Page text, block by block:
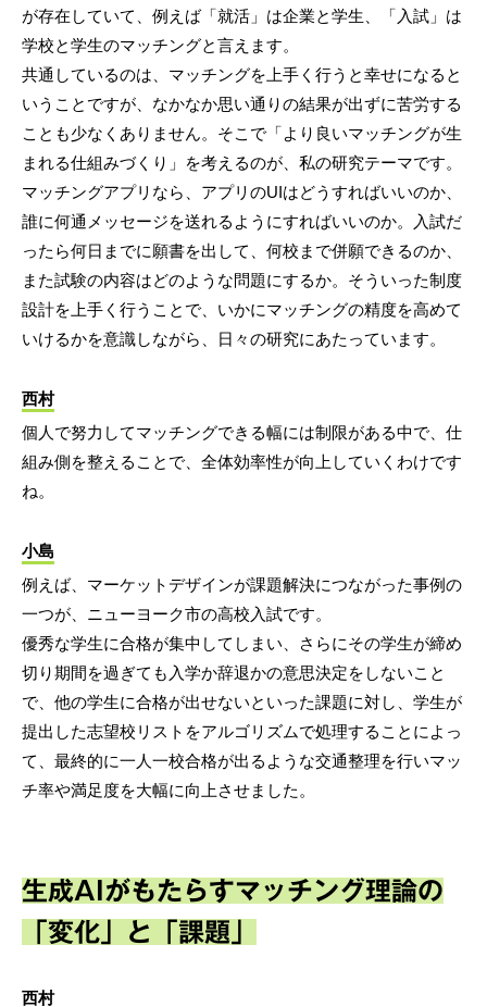
が存在していて、例えば「就活」は企業と学生、「入試」は
学校と学生のマッチングと言えます。
共通しているのは、マッチングを上手く行うと幸せになると
いうことですが、なかなか思い通りの結果が出ずに苦労する
ことも少なくありません。そこで「より良いマッチングが生
まれる仕組みづくり」を考えるのが、私の研究テーマです。
マッチングアプリなら、アプリのUIはどうすればいいのか、
誰に何通メッセージを送れるようにすればいいのか。入試だ
ったら何日までに願書を出して、何校まで併願できるのか、
また試験の内容はどのような問題にするか。そういった制度
設計を上手く行うことで、いかにマッチングの精度を高めて
いけるかを意識しながら、日々の研究にあたっています。
西村
個人で努力してマッチングできる幅には制限がある中で、仕
組み側を整えることで、全体効率性が向上していくわけです
ね。
小島
例えば、マーケットデザインが課題解決につながった事例の
一つが、ニューヨーク市の高校入試です。
優秀な学生に合格が集中してしまい、さらにその学生が締め
切り期間を過ぎても入学か辞退かの意思決定をしないこと
で、他の学生に合格が出せないといった課題に対し、学生が
提出した志望校リストをアルゴリズムで処理することによっ
て、最終的に一人一校合格が出るような交通整理を行いマッ
チ率や満足度を大幅に向上させました。
生成AIがもたらすマッチング理論の
「変化」と「課題」
西村